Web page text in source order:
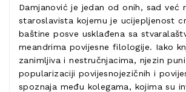
Damjanović je jedan od onih, sad već
staroslavista kojemu je ucijepljenost
baštine posve usklađena sa
meandrima povijesne filologije. Iako
zanimljiva i nestručnjacima, njezin
popularizaciji povijesnojezičnih i
spoznaja među kolegama, kojima su